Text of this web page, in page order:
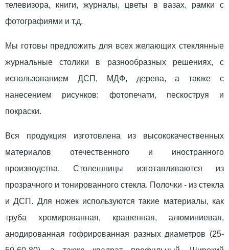
телевизора, книги, журналы, цветы в вазах, рамки с
фотографиями и т.д.
Мы готовы предложить для всех желающих стеклянные
журнальные столики в разнообразных решениях, с
использованием ДСП, МДФ, дерева, а также с
нанесением рисунков: фотопечати, пескоструя и
покраски.
Вся продукция изготовлена из высококачественных
материалов отечественного и иностранного
производства. Столешницы изготавливаются из
прозрачного и тонированного стекла. Полочки - из стекла
и ДСП. Для ножек используются такие материалы, как
труба хромированная, крашенная, алюминиевая,
анодированная гофрированная разных диаметров (25-